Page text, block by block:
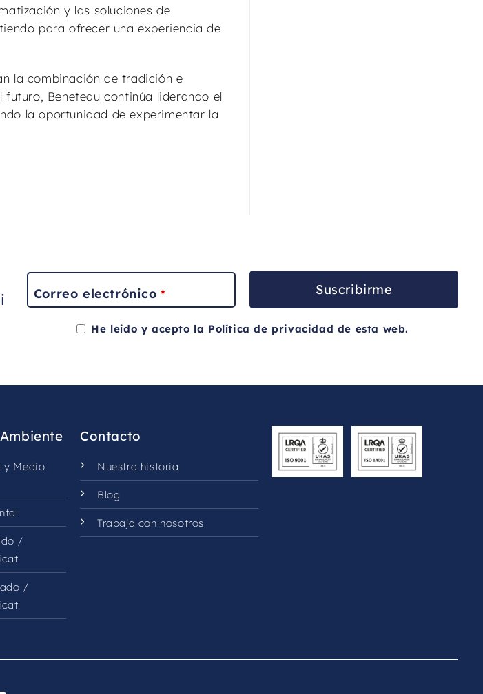
y las soluciones de
para ofrecer una experiencia de
la combinación de tradición e
Beneteau continúa liderando el
la oportunidad de experimentar la
Correo electrónico * Suscribirme
He leído y acepto la Política de privacidad de esta web.
should
blank
y Medio
/
/
Contacto
Nuestra historia
Blog
Trabaja con nosotros